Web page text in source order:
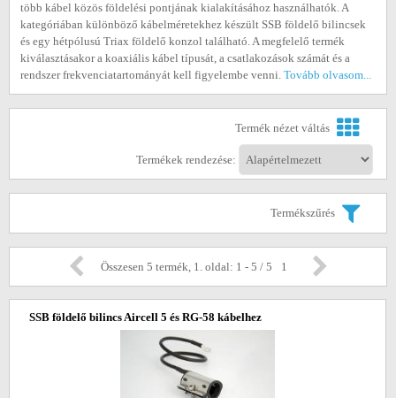
több kábel közös földelési pontjának kialakításához használhatók. A
kategóriában különböző kábelméretekhez készült SSB földelő bilincsek
és egy hétpólusú Triax földelő konzol található. A megfelelő termék
kiválasztásakor a koaxiális kábel típusát, a csatlakozások számát és a
rendszer frekvenciatartományát kell figyelembe venni. Tovább olvasom...
Termék nézet váltás
Termékek rendezése:
Termékszűrés
Összesen 5 termék, 1. oldal: 1 - 5 / 5 1
SSB földelő bilincs Aircell 5 és RG-58 kábelhez